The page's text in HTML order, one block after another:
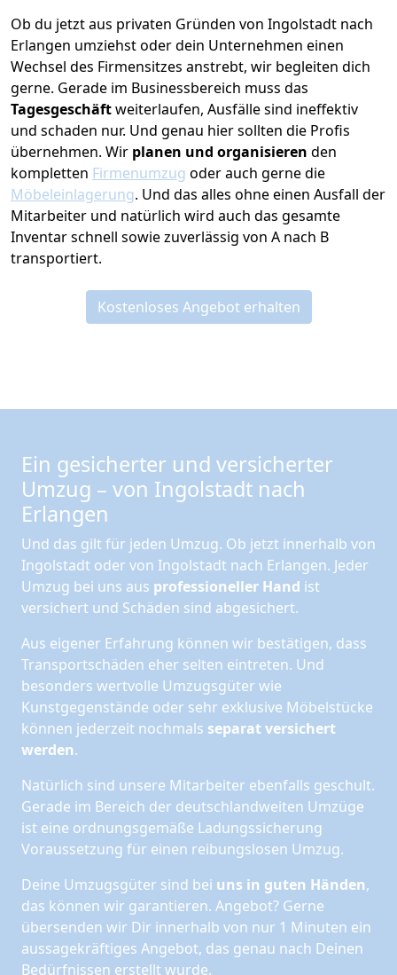
Ob du jetzt aus privaten Gründen von Ingolstadt nach
Erlangen umziehst oder dein Unternehmen einen
Wechsel des Firmensitzes anstrebt, wir begleiten dich
gerne. Gerade im Businessbereich muss das
Tagesgeschäftweiterlaufen, Ausfälle sind ineffektiv
und schaden nur. Und genau hier sollten die Profis
übernehmen. Wir planen und organisieren den
kompletten Firmenumzug oder auch gerne die
Möbeleinlagerung. Und das alles ohne einen Ausfall der
Mitarbeiter und natürlich wird auch das gesamte
Inventar schnell sowie zuverlässig von A nach B
transportiert.
Kostenloses Angebot erhalten
Ein gesicherter und versicherter
Umzug – von Ingolstadt nach
Erlangen
Und das gilt für jeden Umzug. Ob jetzt innerhalb von
Ingolstadt oder von Ingolstadt nach Erlangen. Jeder
Umzug bei uns aus professioneller Hand ist
versichert und Schäden sind abgesichert.
Aus eigener Erfahrung können wir bestätigen, dass
Transportschäden eher selten eintreten. Und
besonders wertvolle Umzugsgüter wie
Kunstgegenstände oder sehr exklusive Möbelstücke
können jederzeit nochmals separat versichert
werden.
Natürlich sind unsere Mitarbeiter ebenfalls geschult.
Gerade im Bereich der deutschlandweiten Umzüge
ist eine ordnungsgemäße Ladungssicherung
Voraussetzung für einen reibungslosen Umzug.
Deine Umzugsgüter sind bei uns in guten Händen,
das können wir garantieren. Angebot? Gerne
übersenden wir Dir innerhalb von nur 1 Minuten ein
aussagekräftiges Angebot, das genau nach Deinen
Bedürfnissen erstellt wurde.